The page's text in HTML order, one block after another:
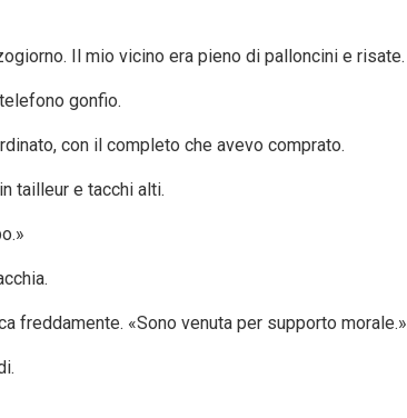
Il mio vicino era pieno di palloncini e risate.
gonfio.
con il completo che avevo comprato.
tailleur e tacchi alti.
freddamente. «Sono venuta per supporto morale.»